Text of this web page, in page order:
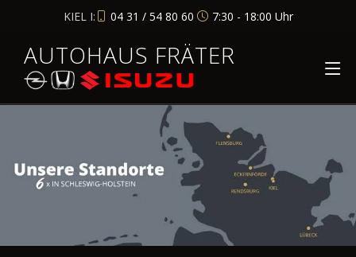
KIEL I: 04 31 / 54 80 60 7:30 - 18:00 Uhr
AUTOHAUS FRÄTER